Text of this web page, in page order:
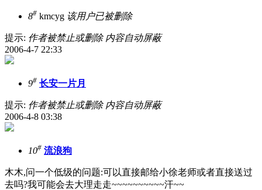
8# kmcyg 该用户已被删除
提示: 作者被禁止或删除 内容自动屏蔽
2006-4-7 22:33
9# 长安一片月
提示: 作者被禁止或删除 内容自动屏蔽
2006-4-8 03:38
10# 流浪狗
木木,问一个低级的问题:可以直接邮给小徐老师或者直接送过
去吗?我可能会去大理走走~~~~~~~~~~汗~~